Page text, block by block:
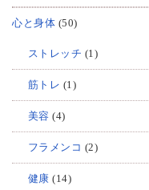
心と身体 (50)
ストレッチ (1)
筋トレ (1)
美容 (4)
フラメンコ (2)
健康 (14)